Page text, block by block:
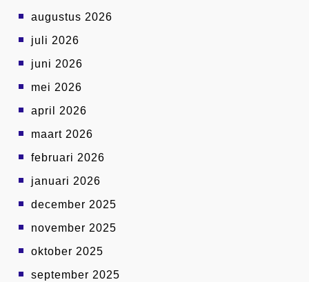
augustus 2026
juli 2026
juni 2026
mei 2026
april 2026
maart 2026
februari 2026
januari 2026
december 2025
november 2025
oktober 2025
september 2025